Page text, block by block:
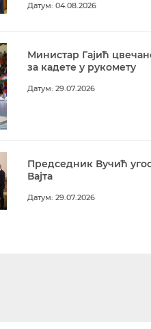
Датум: 04.08.2026
Министар Гајић
за кадете у рукомету
Датум: 29.07.2026
Председник Вучић
Вајта
Датум: 29.07.2026